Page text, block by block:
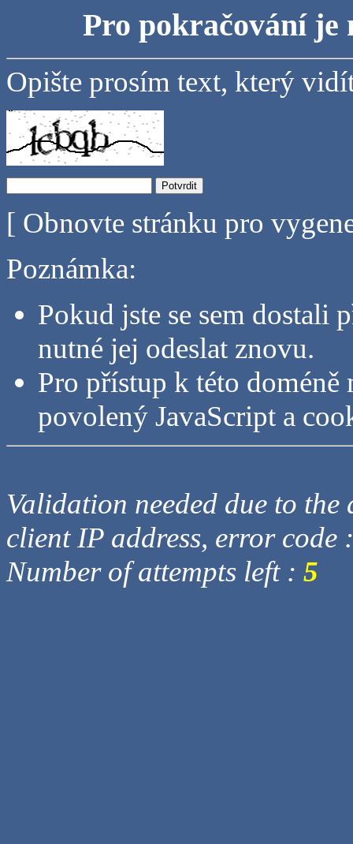
Pro pokračování
Opište prosím text, který
[ Obnovte stránku pro
Poznámka:
Pokud jste se sem dostali
nutné jej odeslat znovu.
Pro přístup k této
povolený JavaScript a
Validation needed due to
client IP address, error code
Number of attempts left : 5